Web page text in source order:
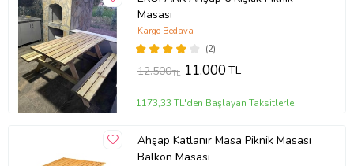
Masası
(2)
Kargo Bedava
12.500TL 11.000TL
1173,33 TL'den Başlayan Taksitlerle
Ahşap Katlanır Masa Piknik Masası
Balkon Masası